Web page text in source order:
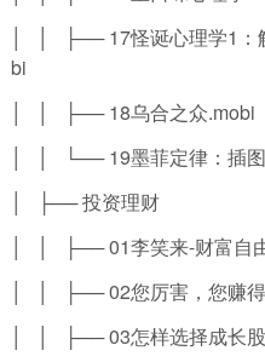
│ │ ├── 17怪诞心理学1：
bi
│ │ ├── 18乌合之众.mobi
│ │ └── 19墨菲定律：插
│ ├── 投资理财
│ │ ├── 01李笑来-财富自
│ │ ├── 02您厉害，您赚
│ │ ├── 03怎样选择成长